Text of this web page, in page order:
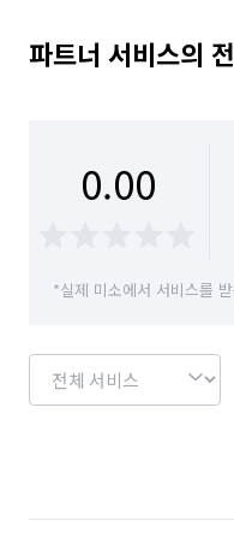
파트너 서비스의
0.00
*실제 미소에서 서비스를